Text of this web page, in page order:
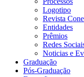
Logotipo
Revista
Entidades
Prêmios
Redes
Noticias e
Graduação
Pós-Graduação